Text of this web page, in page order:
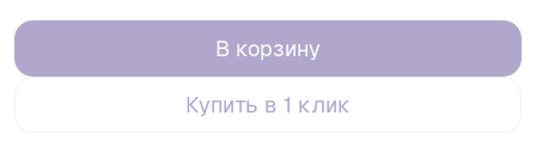
В корзину
Купить в 1 клик